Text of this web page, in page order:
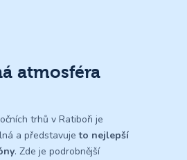
atmosféra
trhů v Ratiboři je
a představujeto nejlepší
. Zde je podrobnější